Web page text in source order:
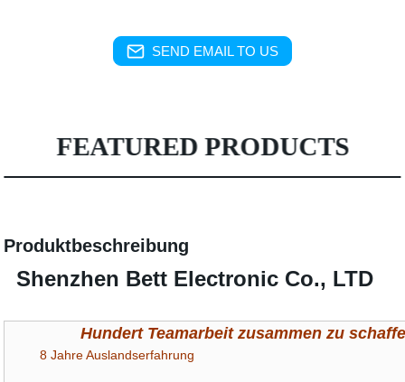
SEND EMAIL TO US
FEATURED PRODUCTS
Produktbeschreibung
Shenzhen Bett Electronic Co., LTD
Hundert Teamarbeit zusammen zu
8 Jahre Auslandserfahrung